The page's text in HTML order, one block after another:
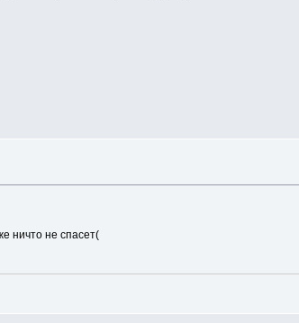
ничто не спасет(